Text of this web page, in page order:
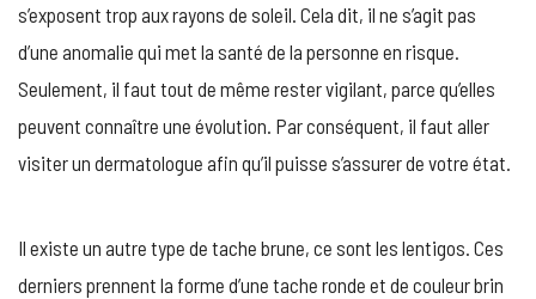
s’exposent trop aux rayons de soleil. Cela dit, il ne s’agit pas
d’une anomalie qui met la santé de la personne en risque.
Seulement, il faut tout de même rester vigilant, parce qu’elles
peuvent connaître une évolution. Par conséquent, il faut aller
visiter un dermatologue afin qu’il puisse s’assurer de votre état.
Il existe un autre type de tache brune, ce sont les lentigos. Ces
derniers prennent la forme d’une tache ronde et de couleur brin